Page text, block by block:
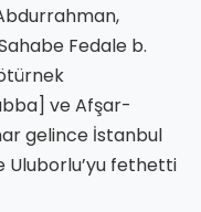
Fedale b.
ve Afşar-
gelince İstanbul
Uluborlu’yu fethetti